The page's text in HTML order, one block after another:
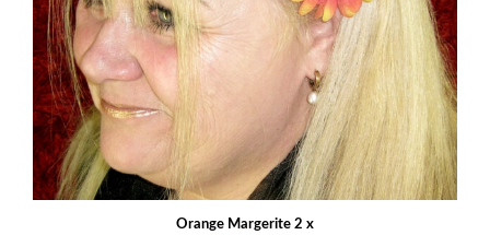
Orange Margerite 2 x